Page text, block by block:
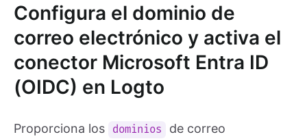
Configura el dominio de
correo electrónico y activa el
conector Microsoft Entra ID
(OIDC) en Logto
Proporciona los dominios
de correo